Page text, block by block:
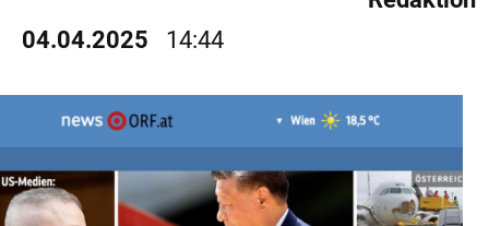
04.04.2025 14:44